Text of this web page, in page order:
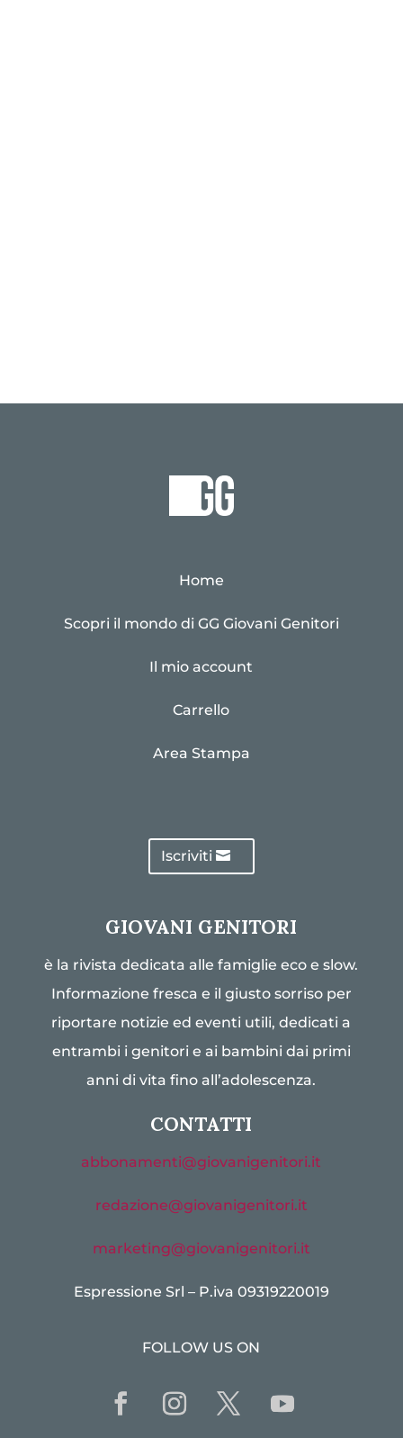
Home
Scopri il mondo di GG Giovani Genitori
Il mio account
Carrello
Area Stampa
Iscriviti
GIOVANI GENITORI
è la rivista dedicata alle famiglie eco e slow.
Informazione fresca e il giusto sorriso per
riportare notizie ed eventi utili, dedicati a
entrambi i genitori e ai bambini dai primi
anni di vita fino all’adolescenza.
CONTATTI
abbonamenti@giovanigenitori.it
redazione@giovanigenitori.it
marketing@giovanigenitori.it
Espressione Srl – P.iva 09319220019
FOLLOW US ON